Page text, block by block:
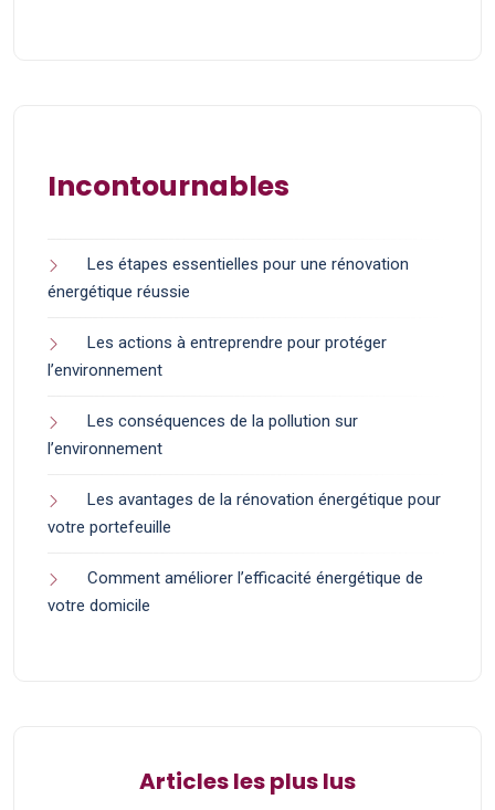
Incontournables
Les étapes essentielles pour une rénovation
énergétique réussie
Les actions à entreprendre pour protéger
l’environnement
Les conséquences de la pollution sur
l’environnement
Les avantages de la rénovation énergétique pour
votre portefeuille
Comment améliorer l’efficacité énergétique de
votre domicile
Articles les plus lus